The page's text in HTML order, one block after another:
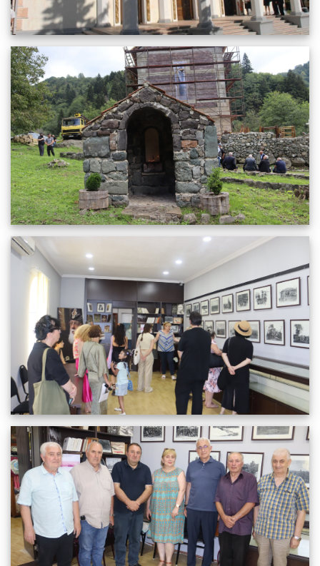
ხინოწმინდობა 2025
16.09.2025 731 სრულიად
"თუმანიშვილის" თეატრის მსახიობები სტუმრად
ქობულეთის მუზეუმში
671 სრულიად
ჯემალ ინაიშვილი სტუმრად ქობულეთის მუზეუმში
01.09.2025 680 სრულიად